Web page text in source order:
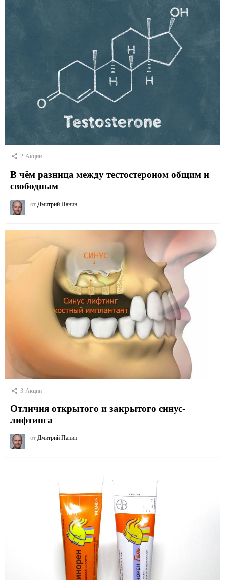
2 Акции
В чём разница между тестостероном общим и
свободным
от Дмитрий Панин
3 Акции
Отличия открытого и закрытого синус-
лифтинга
от Дмитрий Панин